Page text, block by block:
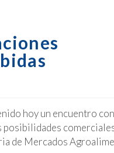
hoy un encuentro con
de Mercados